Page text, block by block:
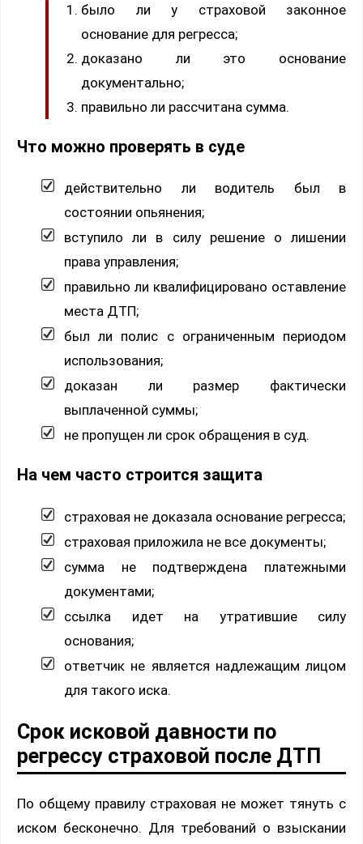
было ли у страховой законное
основание для регресса;
доказано ли это основание
документально;
правильно ли рассчитана сумма.
Что можно проверять в суде
действительно ли водитель был в
состоянии опьянения;
вступило ли в силу решение о лишении
права управления;
правильно ли квалифицировано оставление
места ДТП;
был ли полис с ограниченным периодом
использования;
доказан ли размер фактически
выплаченной суммы;
не пропущен ли срок обращения в суд.
На чем часто строится защита
страховая не доказала основание регресса;
страховая приложила не все документы;
сумма не подтверждена платежными
документами;
ссылка идет на утратившие силу
основания;
ответчик не является надлежащим лицом
для такого иска.
Срок исковой давности по
регрессу страховой после ДТП
По общему правилу страховая не может тянуть с
иском бесконечно. Для требований о взыскании